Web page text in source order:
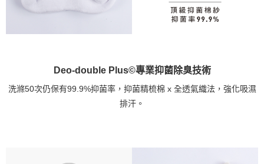
Deo-double Plus©專業抑菌除臭技術
洗滌50次仍保有99.9%抑菌率，抑菌精梳棉 x 全透氣織法，強化吸濕
排汗。